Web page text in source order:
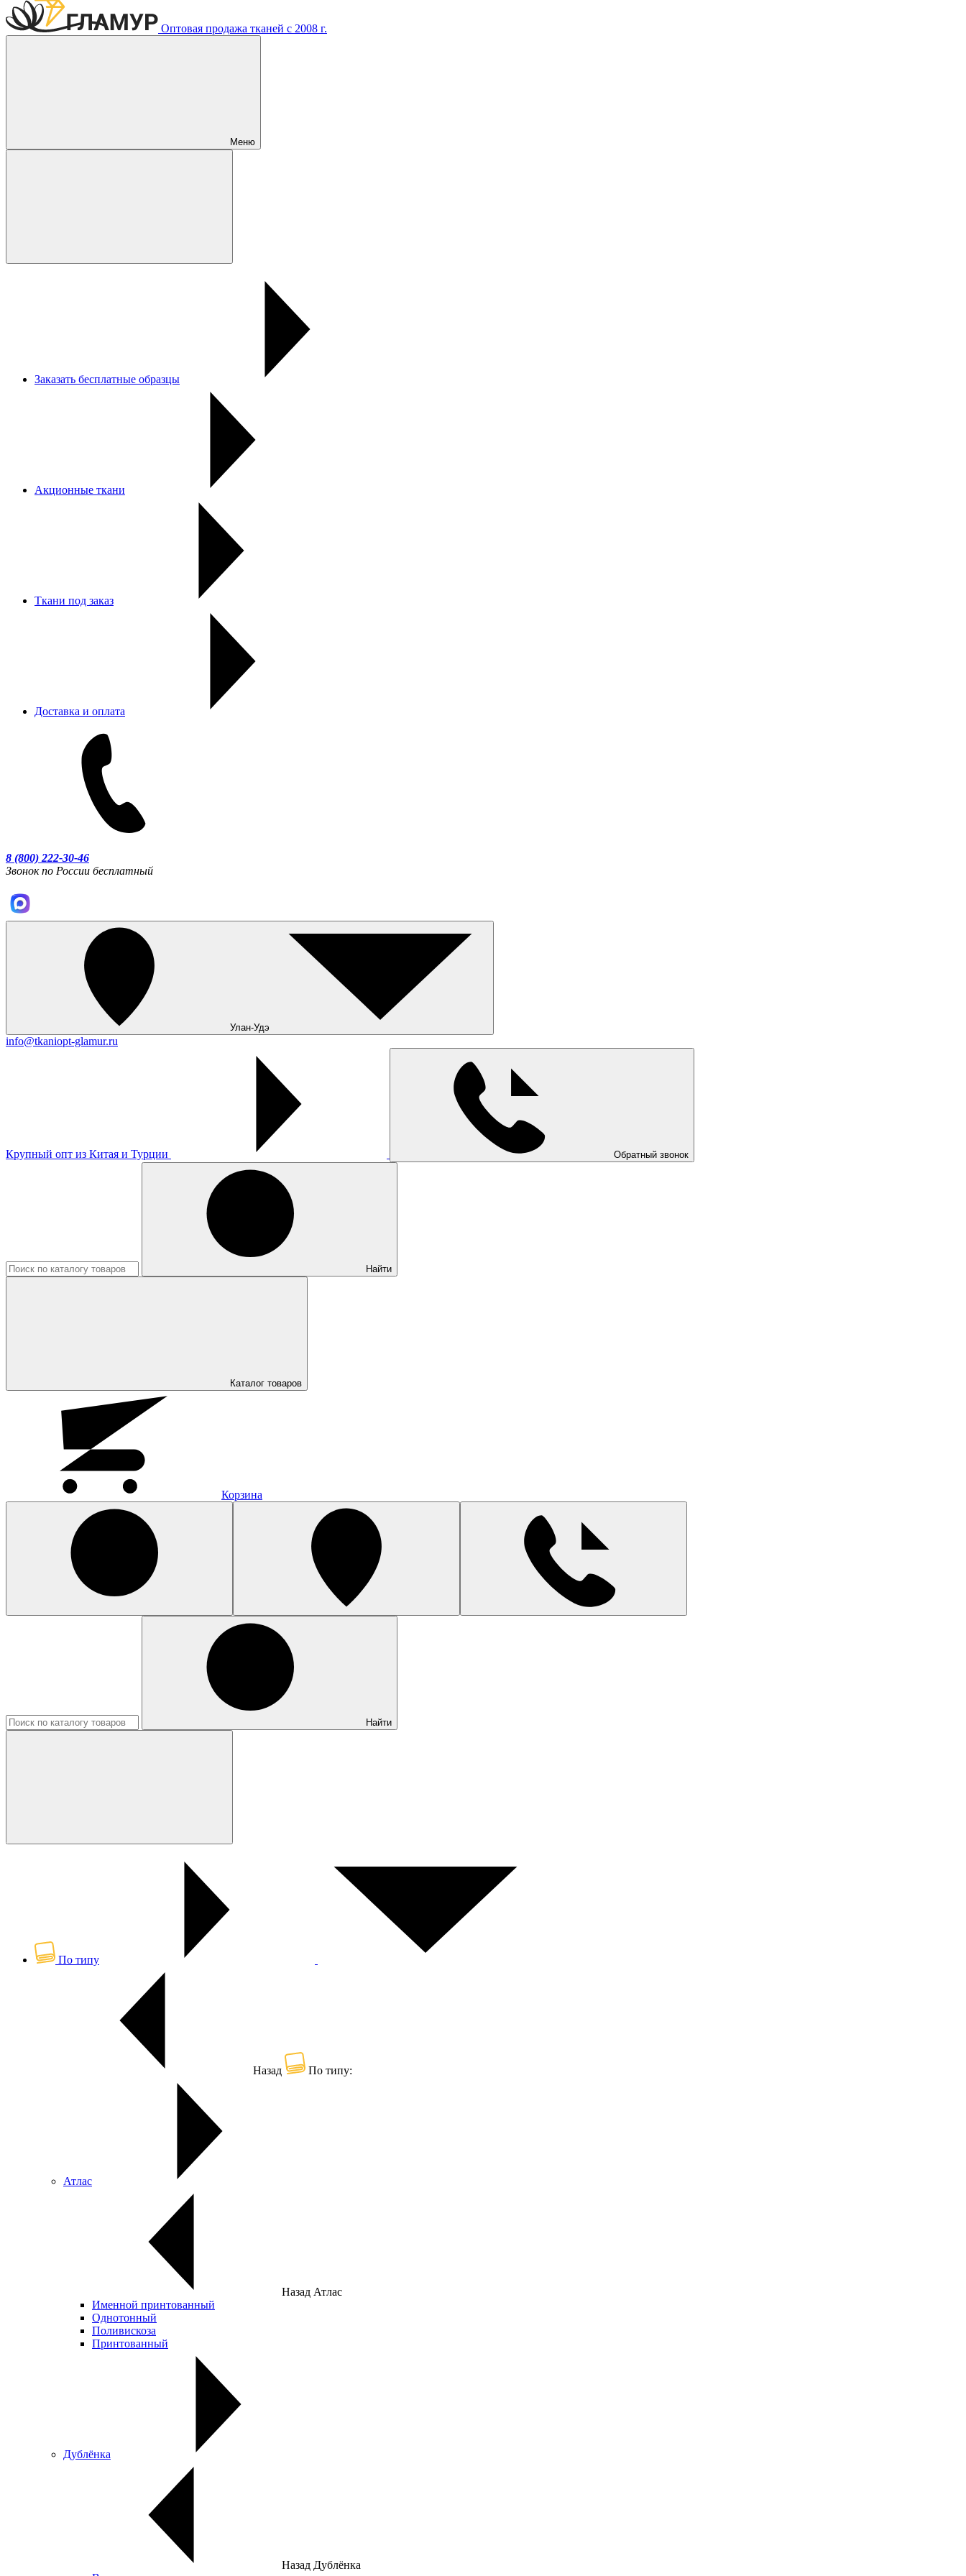
Оптовая продажа тканей с 2008 г.
Меню
Заказать бесплатные образцы
Акционные ткани
Ткани под заказ
Доставка и оплата
8 (800) 222-30-46
Звонок по России бесплатный
Улан-Удэ
info@tkaniopt-glamur.ru
Крупный опт из Китая и Турции Обратный звонок
Найти
Каталог товаров
Корзина
Найти
По типу
Назад По типу:
Атлас
Назад Атлас
Именной принтованный
Однотонный
Поливискоза
Принтованный
Дублёнка
Назад Дублёнка